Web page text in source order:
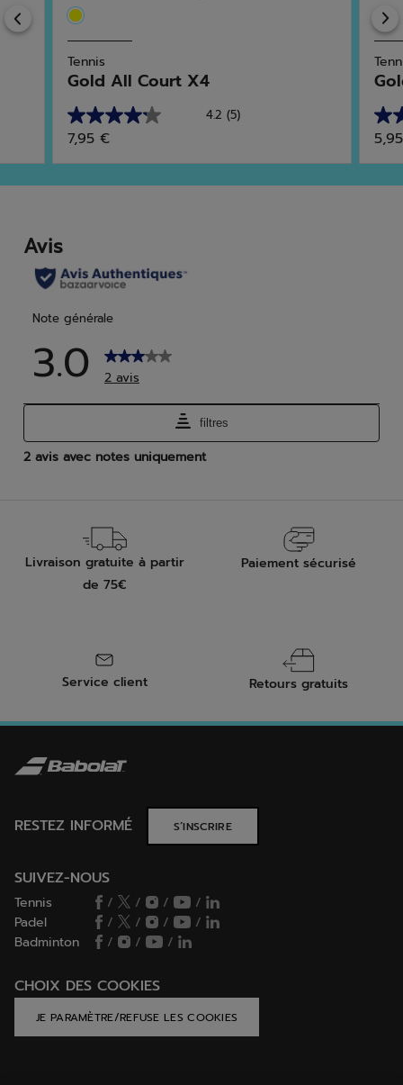
Previous
Tennis
Gold All Court X4
4.2 (5)
4.2
sur
5
étoiles.
7,95 €
4.5
sur
5
Livraison gratuite à partir
de 75€
Paiement sécurisé
Service client Retours gratuits
RESTEZ INFORMÉ S’INSCRIRE
SUIVEZ-NOUS
Tennis / / /
/
Padel
/ / /
/
Badminton
/ / /
CHOIX DES COOKIES
JE PARAMÈTRE/REFUSE LES COOKIES